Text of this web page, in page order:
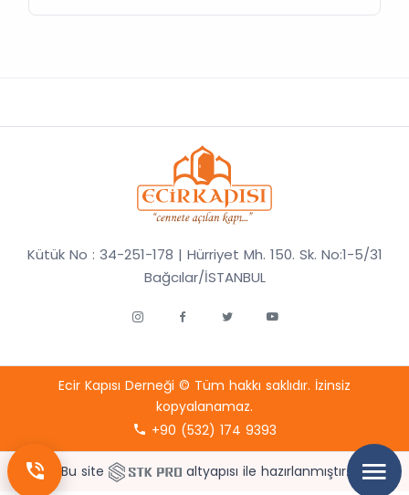
Kütük No : 34-251-178 | Hürriyet Mh. 150. Sk. No:1-5/31
Bağcılar/İSTANBUL
Ecir Kapısı Derneği © Tüm hakkı saklıdır. İzinsiz
kopyalanamaz.
+90 (532) 174 9393
Bu site altyapısı ile hazırlanmıştır.